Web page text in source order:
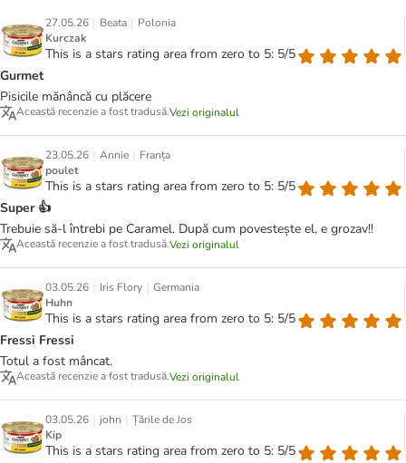
27.05.26 | Beata | Polonia
Kurczak
This is a stars rating area from zero to 5: 5/5
Gurmet
Pisicile mănâncă cu plăcere
Această recenzie a fost tradusă.Vezi originalul
23.05.26 | Annie | Franța
poulet
This is a stars rating area from zero to 5: 5/5
Super 👍
Trebuie să-l întrebi pe Caramel. După cum povestește el, e grozav!!
Această recenzie a fost tradusă.Vezi originalul
03.05.26 | Iris Flory | Germania
Huhn
This is a stars rating area from zero to 5: 5/5
Fressi Fressi
Totul a fost mâncat.
Această recenzie a fost tradusă.Vezi originalul
03.05.26 | john | Țările de Jos
Kip
This is a stars rating area from zero to 5: 5/5